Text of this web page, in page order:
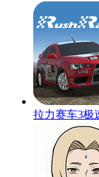
拉力赛车3极